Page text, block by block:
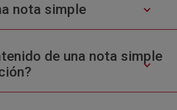
nota simple
de una nota simple